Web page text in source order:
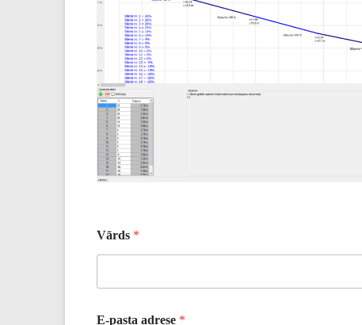
Vārds *
E-pasta adrese *